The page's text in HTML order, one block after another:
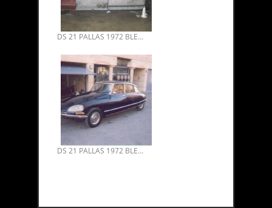
DS 21 PALLAS 1972 BLEUE D’ORIENT RESTAURATION INTEGRALE 2003/2006 02.
DS 21 PALLAS 1972 BLEUE D’ORIENT RESTAURATION INTEGRALE 2003/2006 01.